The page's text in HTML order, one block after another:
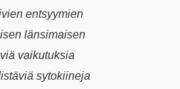
entsyymien
länsimaisen
vaikutuksia
sytokiineja